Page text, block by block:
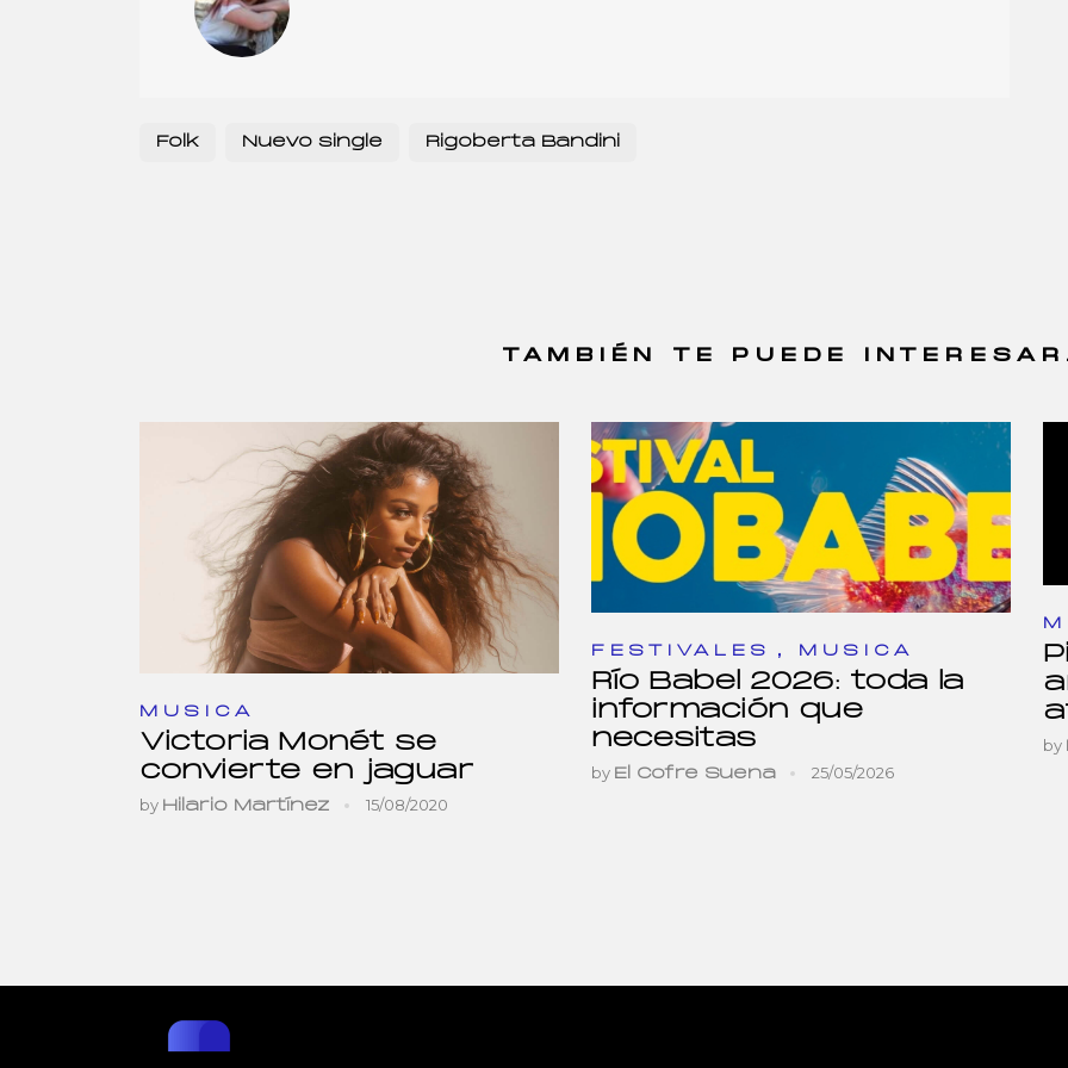
Folk Nuevo single Rigoberta Bandini
TAMBIÉN TE PUEDE
MUSICA
Victoria Monét se
convierte en jaguar
by Hilario Martínez 15/08/2020
FESTIVALES , MUSICA
Río Babel 2026: toda la
información que
necesitas
by El Cofre Suena 25/05/2026
by